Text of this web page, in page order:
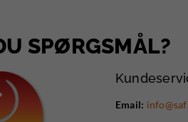
SPØRGSMÅL?
Email: